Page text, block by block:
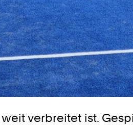
verbreitet ist.